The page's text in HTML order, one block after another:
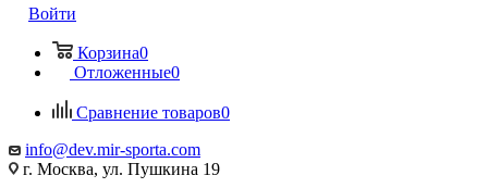
Войти
Корзина0
Отложенные0
Сравнение товаров0
info@dev.mir-sporta.com
г. Москва, ул. Пушкина 19